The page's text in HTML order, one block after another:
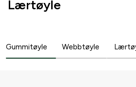
Lærtøyle
Gummitøyle Webbtøyle